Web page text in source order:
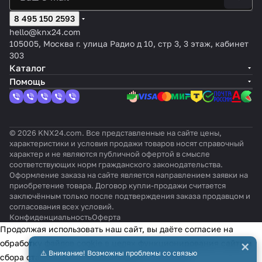
и
8 495 150 2593
hello@knx24.com
105005, Москва г. улица Радио д 10, стр 3, 3 этаж, кабинет
303
Каталог
Помощь
© 2026 KNX24.com. Все представленные на сайте цены,
характеристики и условия продажи товаров носят справочный
характер и не являются публичной офертой в смысле
соответствующих норм гражданского законодательства.
Оформление заказа на сайте является направлением заявки на
приобретение товара. Договор купли-продажи считается
заключённым только после подтверждения заказа продавцом и
согласования всех условий.
КонфиденциальностьОферта
⚠️ Внимание! Возможны проблемы со связью ×
Продолжая использовать наш сайт, вы даёте согласие на
обработку файлов cookie в целях функционирования сайта и
сбора статистики в соответствии сполитикой